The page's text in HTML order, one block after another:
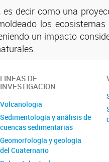
decir como una
los
un impacto
LINEAS DE
INVESTIGACION
Volcanologia
Sedimentología y análisis de
cuencas sedimentarias
Geomorfología y geología
del Cuaternario